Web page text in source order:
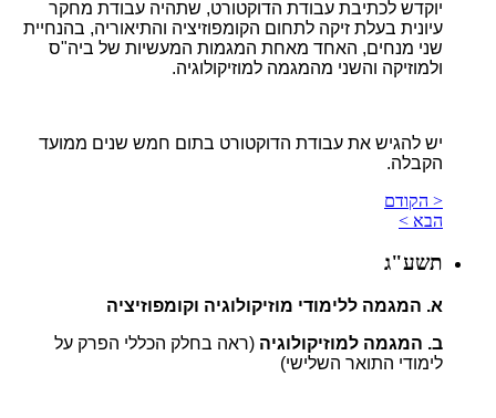
יוקדש לכתיבת עבודת הדוקטורט, שתהיה עבודת מחקר
עיונית בעלת זיקה לתחום הקומפוזיציה והתיאוריה, בהנחיית
שני מנחים, האחד מאחת המגמות המעשיות של ביה"ס
ולמוזיקה והשני מהמגמה למוזיקולוגיה.
יש להגיש את עבודת הדוקטורט בתום חמש שנים ממועד
הקבלה.
< הקודם
הבא >
תשע"ג
א. המגמה ללימודי מוזיקולוגיה וקומפוזיציה
ב. המגמה למוזיקולוגיה (ראה בחלק הכללי הפרק על
לימודי התואר השלישי)